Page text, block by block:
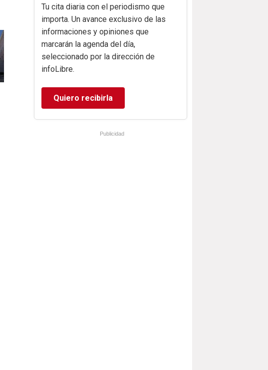
Tu cita diaria con el periodismo que
importa. Un avance exclusivo de las
informaciones y opiniones que
marcarán la agenda del día,
seleccionado por la dirección de
infoLibre.
Quiero recibirla
Publicidad